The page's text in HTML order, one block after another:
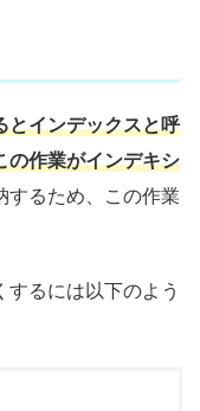
とインデックスと呼
の作業がインデキシ
するため、この作業
るには以下のよう